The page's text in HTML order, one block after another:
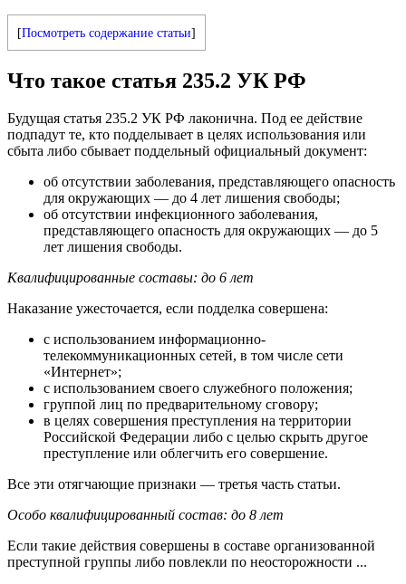
[Посмотреть содержание статьи]
Что такое статья 235.2 УК РФ
Будущая статья 235.2 УК РФ лаконична. Под ее действие
подпадут те, кто подделывает в целях использования или
сбыта либо сбывает поддельный официальный документ:
об отсутствии заболевания, представляющего опасность
для окружающих — до 4 лет лишения свободы;
об отсутствии инфекционного заболевания,
представляющего опасность для окружающих — до 5
лет лишения свободы.
Квалифицированные составы: до 6 лет
Наказание ужесточается, если подделка совершена:
с использованием информационно-
телекоммуникационных сетей, в том числе сети
«Интернет»;
с использованием своего служебного положения;
группой лиц по предварительному сговору;
в целях совершения преступления на территории
Российской Федерации либо с целью скрыть другое
преступление или облегчить его совершение.
Все эти отягчающие признаки — третья часть статьи.
Особо квалифицированный состав: до 8 лет
Если такие действия совершены в составе организованной
преступной группы либо повлекли по неосторожности ...